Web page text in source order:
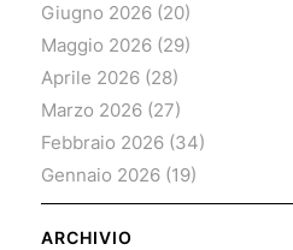
Giugno 2026(20)
Maggio 2026(29)
Aprile 2026(28)
Marzo 2026(27)
Febbraio 2026(34)
Gennaio 2026(19)
ARCHIVIO